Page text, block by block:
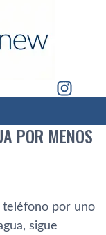
POR MENOS
teléfono por uno
sigue